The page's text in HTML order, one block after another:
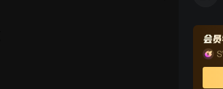
动物